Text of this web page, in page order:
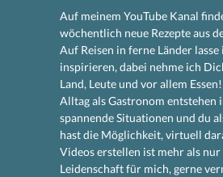
Auf meinem YouTube Kanal
wöchentlich neue Rezepte aus
Auf Reisen in ferne Länder lasse
inspirieren, dabei nehme ich
Land, Leute und vor allem
Alltag als Gastronom entstehen
spannende Situationen und du
hast die Möglichkeit, virtuell
Videos erstellen ist mehr als nur
Leidenschaft für mich, gerne